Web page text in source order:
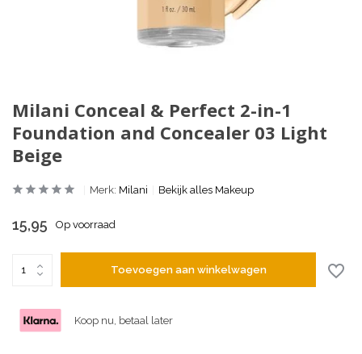
Milani Conceal & Perfect 2-in-1
Foundation and Concealer 03 Light
Beige
Merk: Milani Bekijk alles Makeup
15,95 Op voorraad
Toevoegen aan winkelwagen
Koop nu, betaal later